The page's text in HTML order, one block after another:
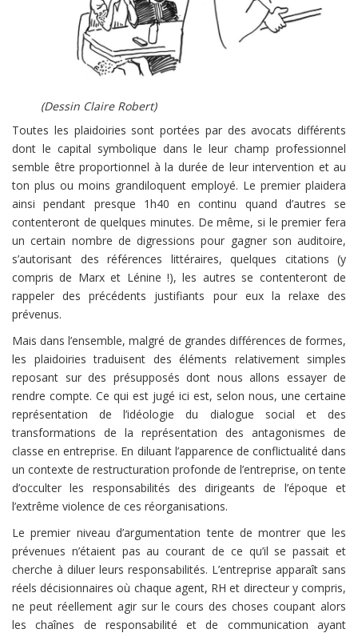
(Dessin Claire Robert)
Toutes les plaidoiries sont portées par des avocats différents
dont le capital symbolique dans le leur champ professionnel
semble être proportionnel à la durée de leur intervention et au
ton plus ou moins grandiloquent employé. Le premier plaidera
ainsi pendant presque 1h40 en continu quand d’autres se
contenteront de quelques minutes. De même, si le premier fera
un certain nombre de digressions pour gagner son auditoire,
s’autorisant des références littéraires, quelques citations (y
compris de Marx et Lénine !), les autres se contenteront de
rappeler des précédents justifiants pour eux la relaxe des
prévenus.
Mais dans l’ensemble, malgré de grandes différences de formes,
les plaidoiries traduisent des éléments relativement simples
reposant sur des présupposés dont nous allons essayer de
rendre compte. Ce qui est jugé ici est, selon nous, une certaine
représentation de l’idéologie du dialogue social et des
transformations de la représentation des antagonismes de
classe en entreprise. En diluant l’apparence de conflictualité dans
un contexte de restructuration profonde de l’entreprise, on tente
d’occulter les responsabilités des dirigeants de l’époque et
l’extrême violence de ces réorganisations.
Le premier niveau d’argumentation tente de montrer que les
prévenues n’étaient pas au courant de ce qu’il se passait et
cherche à diluer leurs responsabilités. L’entreprise apparaît sans
réels décisionnaires où chaque agent, RH et directeur y compris,
ne peut réellement agir sur le cours des choses coupant alors
les chaînes de responsabilité et de communication ayant